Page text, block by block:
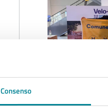
Consenso